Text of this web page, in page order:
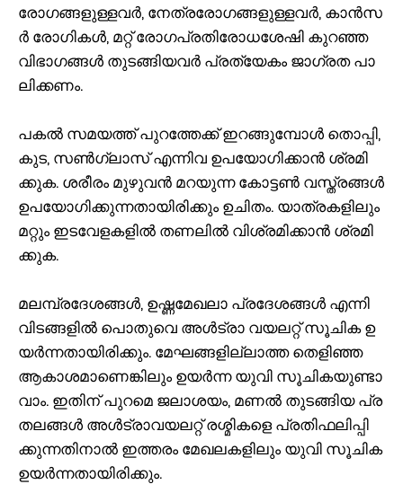
രോ​ഗ​ങ്ങ​ളു​ള്ള​വ​ർ, നേ​ത്ര​രോ​ഗ​ങ്ങ​ളു​ള്ള​വ​ർ, കാ​ൻ​സ​
ർ രോ​ഗി​ക​ൾ, മ​റ്റ് രോ​ഗ​പ്ര​തി​രോ​ധ​ശേ​ഷി കു​റ​ഞ്ഞ
വി​ഭാ​ഗ​ങ്ങ​ൾ തു​ട​ങ്ങി​യ​വ​ർ പ്ര​ത്യേ​കം ജാ​ഗ്ര​ത പാ​
ലി​ക്ക​ണം.
പ​ക​ൽ സ​മ​യ​ത്ത് പു​റ​ത്തേ​ക്ക് ഇ​റ​ങ്ങു​മ്പോ​ൾ തൊ​പ്പി,
കു​ട, സ​ൺ​ഗ്ലാ​സ് എ​ന്നി​വ ഉ​പ​യോ​ഗി​ക്കാ​ൻ ശ്ര​മി​
ക്കു​ക. ശ​രീ​രം മു​ഴു​വ​ൻ മ​റ​യു​ന്ന കോ​ട്ട​ൺ വ​സ്ത്ര​ങ്ങ​ൾ
ഉ​പ​യോ​ഗി​ക്കു​ന്ന​താ​യി​രി​ക്കും ഉ​ചി​തം. യാ​ത്ര​ക​ളി​ലും
മ​റ്റും ഇ​ട​വേ​ള​ക​ളി​ൽ ത​ണ​ലി​ൽ വി​ശ്ര​മി​ക്കാ​ൻ ശ്ര​മി​
ക്കു​ക.
മ​ല​മ്പ്ര​ദേ​ശ​ങ്ങ​ൾ, ഉ​ഷ്ണ​മേ​ഖ​ലാ പ്ര​ദേ​ശ​ങ്ങ​ൾ എ​ന്നി​
വി​ട​ങ്ങ​ളി​ൽ പൊ​തു​വെ അ​ൾ​ട്രാ വ​യ​ല​റ്റ് സൂ​ചി​ക ഉ​
യ​ർ​ന്ന​താ​യി​രി​ക്കും. മേ​ഘ​ങ്ങ​ളി​ല്ലാ​ത്ത തെ​ളി​ഞ്ഞ
ആ​കാ​ശ​മാ​ണെ​ങ്കി​ലും ഉ​യ​ർ​ന്ന യു​വി സൂ​ചി​ക​യു​ണ്ടാ​
വാം. ഇ​തി​ന് പു​റ​മെ ജ​ലാ​ശ​യം, മ​ണ​ൽ തു​ട​ങ്ങി​യ പ്ര​
ത​ല​ങ്ങ​ൾ അ​ൾ​ട്രാ​വ​യ​ല​റ്റ് ര​ശ്മി​ക​ളെ പ്ര​തി​ഫ​ലി​പ്പി​
ക്കു​ന്ന​തി​നാ​ൽ ഇ​ത്ത​രം മേ​ഖ​ല​ക​ളി​ലും യു​വി സൂ​ചി​ക
ഉ​യ​ർ​ന്ന​താ​യി​രി​ക്കും.